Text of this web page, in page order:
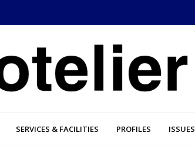
SERVICES & FACILITIES PROFILES ISSUES